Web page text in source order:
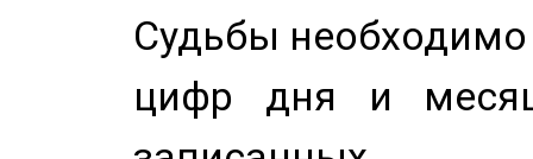
Судьбы
цифр дня и